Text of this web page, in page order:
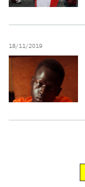
18/11/2019